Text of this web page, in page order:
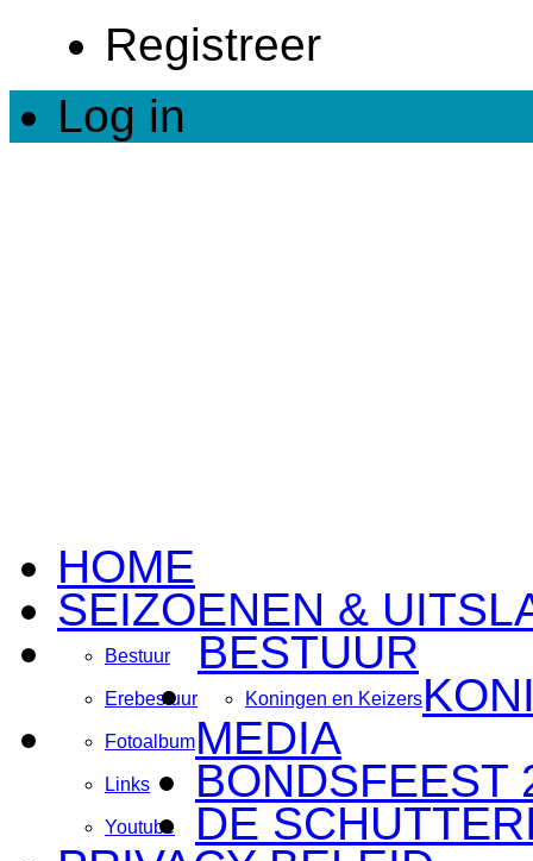
Registreer
Log in
HOME
SEIZOENEN &
BESTUUR
Bestuur
Erebestuur Koningen en Keizers
MEDIA
Fotoalbum
Links
Youtube
BONDSFEEST
DE